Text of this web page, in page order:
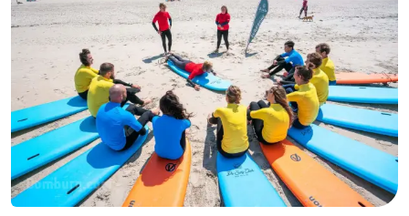
Wandern
-
Reiten
Reitschulen
-
Golfplatze
-
Sportangeln
Mondriaan